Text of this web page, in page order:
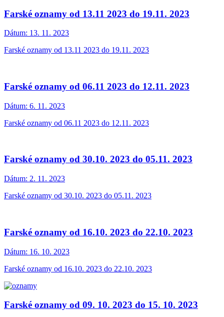
Farské oznamy od 13.11 2023 do 19.11. 2023
Dátum: 13. 11. 2023
Farské oznamy od 13.11 2023 do 19.11. 2023
Farské oznamy od 06.11 2023 do 12.11. 2023
Dátum: 6. 11. 2023
Farské oznamy od 06.11 2023 do 12.11. 2023
Farské oznamy od 30.10. 2023 do 05.11. 2023
Dátum: 2. 11. 2023
Farské oznamy od 30.10. 2023 do 05.11. 2023
Farské oznamy od 16.10. 2023 do 22.10. 2023
Dátum: 16. 10. 2023
Farské oznamy od 16.10. 2023 do 22.10. 2023
Farské oznamy od 09. 10. 2023 do 15. 10. 2023